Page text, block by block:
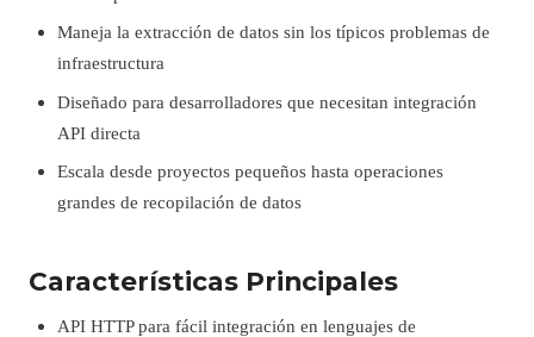
Maneja la extracción de datos sin los típicos problemas de
infraestructura
Diseñado para desarrolladores que necesitan integración
API directa
Escala desde proyectos pequeños hasta operaciones
grandes de recopilación de datos
Características Principales
API HTTP para fácil integración en lenguajes de